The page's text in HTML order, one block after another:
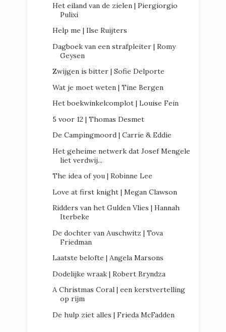
Het eiland van de zielen | Piergiorgio
Pulixi
Help me | Ilse Ruijters
Dagboek van een strafpleiter | Romy
Geysen
Zwijgen is bitter | Sofie Delporte
Wat je moet weten | Tine Bergen
Het boekwinkelcomplot | Louise Fein
5 voor 12 | Thomas Desmet
De Campingmoord | Carrie & Eddie
Het geheime netwerk dat Josef Mengele
liet verdwij...
The idea of you | Robinne Lee
Love at first knight | Megan Clawson
Ridders van het Gulden Vlies | Hannah
Iterbeke
De dochter van Auschwitz | Tova
Friedman
Laatste belofte | Angela Marsons
Dodelijke wraak | Robert Bryndza
A Christmas Coral | een kerstvertelling
op rijm
De hulp ziet alles | Frieda McFadden